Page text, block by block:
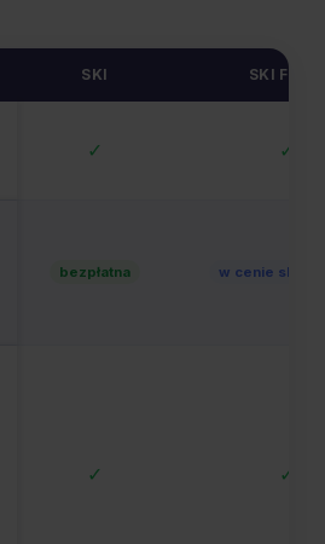
SKI SKI FLEXI
✓ ✓
bezpłatna w cenie
✓ ✓